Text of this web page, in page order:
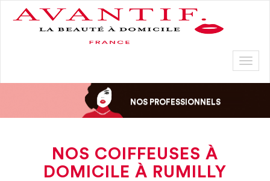
NOS PROFESSIONNELS
NOS COIFFEUSES À
DOMICILE À RUMILLY